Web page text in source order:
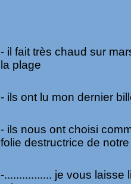
- il fait très chaud sur
la plage
- ils ont lu mon dernier
- ils nous ont choisi
folie destructrice de
-................ je vous